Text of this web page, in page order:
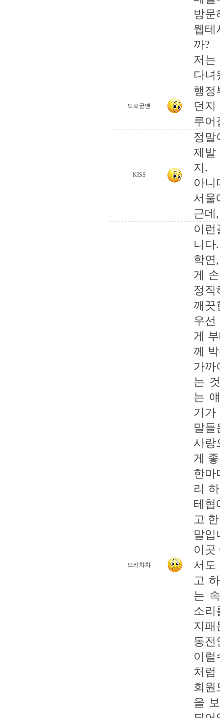
방문
웹
까?
저
다녀
도로굳맨
행정
던지
루어
KISS
정말
제발
지.
아
서울
근데
으라챠챠
이런
니다.
학연
게
정직
깨끗
우선
게
께
가까
는
는
기가
말들
사랑
게
한마
리
테협
고
말입
이곳
서도
고
는
소리
지패
동전
이
처럼
회
을